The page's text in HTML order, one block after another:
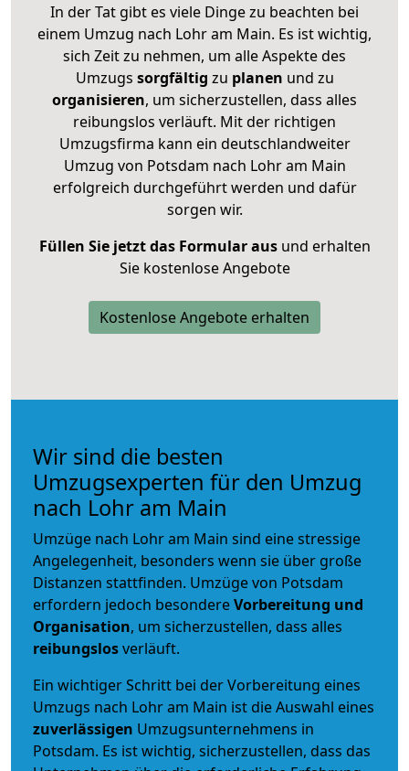
In der Tat gibt es viele Dinge zu beachten bei
einem Umzug nach Lohr am Main. Es ist wichtig,
sich Zeit zu nehmen, um alle Aspekte des
Umzugs sorgfältig zu planen und zu
organisieren, um sicherzustellen, dass alles
reibungslos verläuft. Mit der richtigen
Umzugsfirma kann ein deutschlandweiter
Umzug von Potsdam nach Lohr am Main
erfolgreich durchgeführt werden und dafür
sorgen wir.
Füllen Sie jetzt das Formular ausund erhalten
Sie kostenlose Angebote
Kostenlose Angebote erhalten
Wir sind die besten
Umzugsexperten für den Umzug
nach Lohr am Main
Umzüge nach Lohr am Main sind eine stressige
Angelegenheit, besonders wenn sie über große
Distanzen stattfinden. Umzüge von Potsdam
erfordern jedoch besondereVorbereitung und
Organisation, um sicherzustellen, dass alles
reibungslosverläuft.
Ein wichtiger Schritt bei der Vorbereitung eines
Umzugs nach Lohr am Main ist die Auswahl eines
zuverlässigen Umzugsunternehmens in
Potsdam. Es ist wichtig, sicherzustellen, dass das